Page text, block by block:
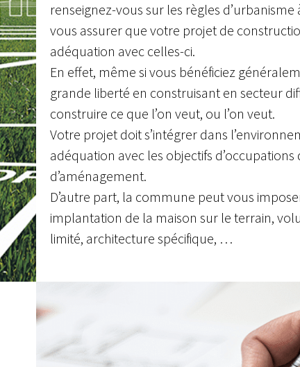
renseignez-vous sur les règles
vous assurer que votre projet de
adéquation avec celles-ci.
En effet, même si vous bénéficiez
grande liberté en construisant en secteur
construire ce que l’on veut, ou l’on veut.
Votre projet doit s’intégrer dans
adéquation avec les objectifs d’occupations
d’aménagement.
D’autre part, la commune peut vous
implantation de la maison sur le terrain,
limité, architecture spécifique, …